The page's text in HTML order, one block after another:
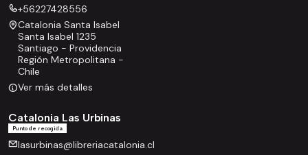
+56227428556
Catalonia Santa Isabel
Santa Isabel 1235
Santiago - Providencia
Región Metropolitana -
Chile
Ver más detalles
Catalonia Las Urbinas
Punto de recogida
lasurbinas@libreriacatalonia.cl